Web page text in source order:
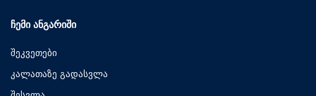
ᲩᲔᲛᲘ ᲐᲜᲒᲐᲠᲘᲨᲘ
შეკვეთები
კალათაზე გადასვლა